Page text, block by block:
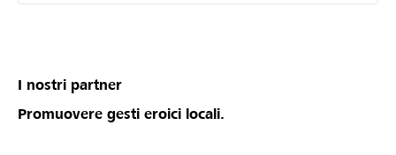
I nostri partner
Promuovere gesti eroici locali.